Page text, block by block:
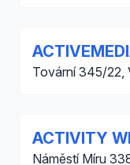
Tovární 345/22,
ACTIVITY
Náměstí Míru